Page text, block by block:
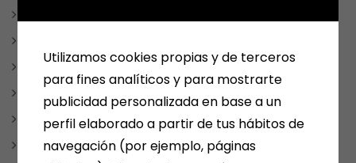
LITERATURA ROMÁNTICA
MANGA Y COMIC
TAUROMAQUIA
MEDINA DEL CAMPO
Utilizamos cookies propias y de terceros
para fines analíticos y para mostrarte
publicidad personalizada en base a un
perfil elaborado a partir de tus hábitos de
navegación (por ejemplo, páginas